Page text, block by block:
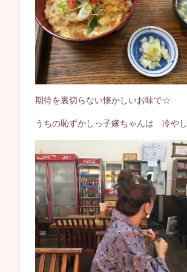
期待を裏切らない懐かしいお味で☆
うちの恥ずかしっ子嫁ちゃんは 冷や